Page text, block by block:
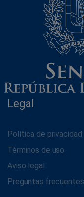
Legal
Política de privacidad
Términos de uso
Aviso legal
Preguntas frecuentes